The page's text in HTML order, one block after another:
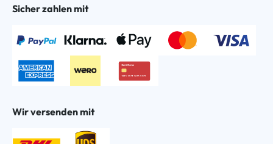
Sicher zahlen mit
Wir versenden mit